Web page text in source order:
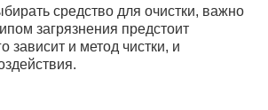
средство для очистки, важно
загрязнения предстоит
зависит и метод чистки, и